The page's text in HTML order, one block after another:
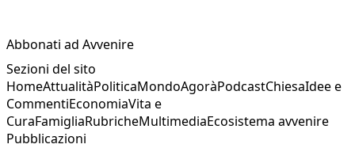
Abbonati ad Avvenire
Sezioni del sito
HomeAttualitàPoliticaMondoAgoràPodcastChiesaIdee e
CommentiEconomiaVita e
CuraFamigliaRubricheMultimediaEcosistema avvenire
Pubblicazioni